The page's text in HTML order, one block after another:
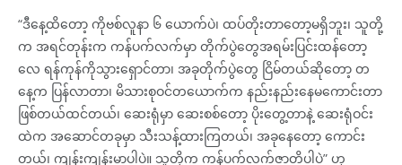
“ဒီနေ့ထိတော့ ကိုဗစ်လူနာ ၆ ယောက်ပဲ၊ ထပ်တိုးတာတော့မရှိဘူး၊ သူတို့
က အရင်တုန်းက ကန်ပက်လက်မှာ တိုက်ပွဲတွေအရမ်းပြင်းထန်တော့
လေ ရန်ကုန်ကိုသွားရှောင်တာ၊ အခုတိုက်ပွဲတွေ ငြိမ်တယ်ဆိုတော့ တ
နေ့က ပြန်လာတာ၊ မိသားစုဝင်တယောက်က နည်းနည်းနေမကောင်းတာ
ဖြစ်တယ်ထင်တယ်၊ ဆေးရုံမှာ ဆေးစစ်တော့ ပိုးတွေ့တာနဲ့ ဆေးရုံဝင်း
ထဲက အဆောင်တခုမှာ သီးသန့်ထားကြတယ်၊ အခုနေတော့ ကောင်း
တယ်၊ ကျန်းကျန်းမာပါပဲ။ သူတို့က ကန်ပက်လက်ဇာတိပါပဲ” ဟု